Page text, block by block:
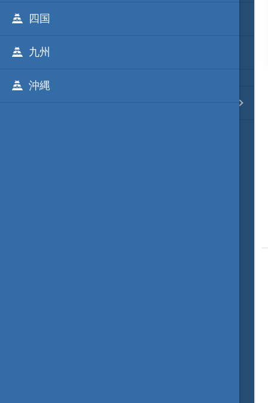
四国
九州
沖縄
寺社・城・庭園ニュース
信長の野望ニュース